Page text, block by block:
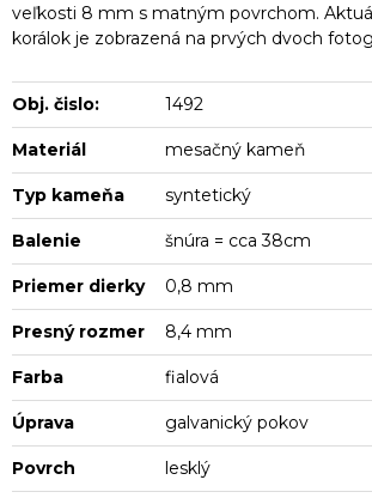
veľkosti 8 mm s matným povrchom.
korálok je zobrazená na prvých dvoch
Obj. čislo: 1492
Materiál mesačný kameň
Typ kameňa syntetický
Balenie šnúra = cca 38cm
Priemer dierky 0,8 mm
Presný rozmer 8,4 mm
Farba fialová
Úprava galvanický pokov
Povrch lesklý